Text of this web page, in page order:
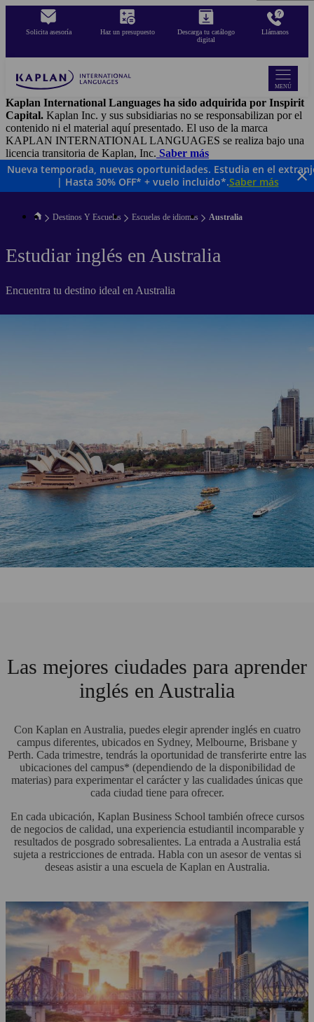
contenido
Solicita asesoría Haz un presupuesto
Descarga tu catálogo
digital
Llámanos
MENÚ
Kaplan International Languages ha sido adquirida por Inspirit
Capital. Kaplan Inc. y sus subsidiarias no se responsabilizan por el
contenido ni el material aquí presentado. El uso de la marca
KAPLAN INTERNATIONAL LANGUAGES se realiza bajo una
licencia transitoria de Kaplan, Inc. Saber más
Nueva temporada, nuevas oportunidades. Estudia en el
| Hasta 30% OFF* + vuelo incluido*.Saber más
Destinos Y Escuelas Escuelas de idiomas Australia
Estudiar inglés en Australia
Encuentra tu destino ideal en Australia
Las mejores ciudades para aprender
inglés en Australia
Con Kaplan en Australia, puedes elegir aprender inglés en cuatro
campus diferentes, ubicados en Sydney, Melbourne, Brisbane y
Perth. Cada trimestre, tendrás la oportunidad de transferirte entre las
ubicaciones del campus* (dependiendo de la disponibilidad de
materias) para experimentar el carácter y las cualidades únicas que
cada ciudad tiene para ofrecer.
En cada ubicación, Kaplan Business School también ofrece cursos
de negocios de calidad, una experiencia estudiantil incomparable y
resultados de posgrado sobresalientes. La entrada a Australia está
sujeta a restricciones de entrada. Habla con un asesor de ventas si
deseas asistir a una escuela de Kaplan en Australia.